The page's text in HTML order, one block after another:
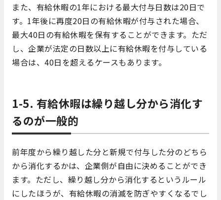
また、有給休暇の1年における最大付与日数は20日で
す。1年後に再度20日の有給休暇が付与された場合、
最大40日の有給休暇を保有することができます。ただ
し、企業が法定の日数以上に有給休暇を付与している
場合は、40日を超えるケースもあります。
1-5. 有給休暇は繰り越し分から消化す
るのが一般的
前年度から繰り越した分と新規で付与した分のどちら
から消化するかは、企業側が自由に決めることができ
ます。ただし、繰り越し分から消化するというルール
にしたほうが、有給休暇の消滅を防ぎやすくなるでし